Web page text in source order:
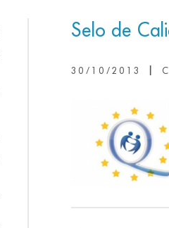
Selo de
30/10/2013